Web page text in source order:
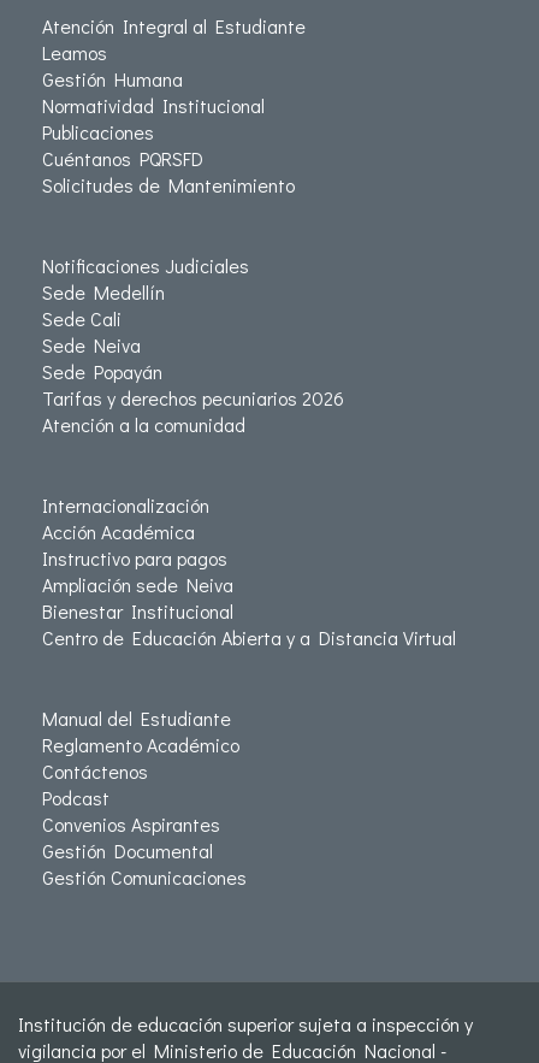
Atención Integral al Estudiante
Leamos
Gestión Humana
Normatividad Institucional
Publicaciones
Cuéntanos PQRSFD
Solicitudes de Mantenimiento
Notificaciones Judiciales
Sede Medellín
Sede Cali
Sede Neiva
Sede Popayán
Tarifas y derechos pecuniarios 2026
Atención a la comunidad
Internacionalización
Acción Académica
Instructivo para pagos
Ampliación sede Neiva
Bienestar Institucional
Centro de Educación Abierta y a Distancia Virtual
Manual del Estudiante
Reglamento Académico
Contáctenos
Podcast
Convenios Aspirantes
Gestión Documental
Gestión Comunicaciones
Institución de educación superior sujeta a inspección y
vigilancia por el Ministerio de Educación Nacional -